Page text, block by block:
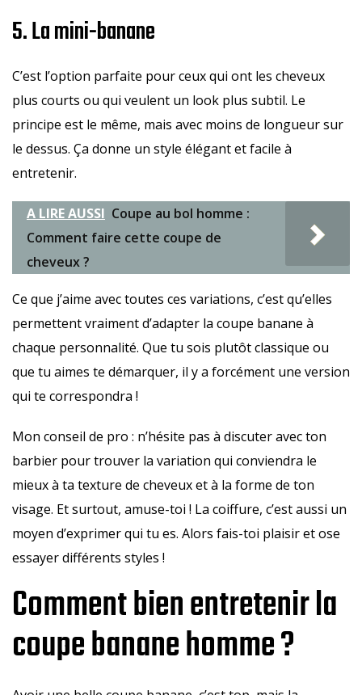
5. La mini-banane
C’est l’option parfaite pour ceux qui ont les cheveux
plus courts ou qui veulent un look plus subtil. Le
principe est le même, mais avec moins de longueur sur
le dessus. Ça donne un style élégant et facile à
entretenir.
A LIRE AUSSI Coupe au bol homme :
Comment faire cette coupe de
cheveux ?
Ce que j’aime avec toutes ces variations, c’est qu’elles
permettent vraiment d’adapter la coupe banane à
chaque personnalité. Que tu sois plutôt classique ou
que tu aimes te démarquer, il y a forcément une version
qui te correspondra !
Mon conseil de pro : n’hésite pas à discuter avec ton
barbier pour trouver la variation qui conviendra le
mieux à ta texture de cheveux et à la forme de ton
visage. Et surtout, amuse-toi ! La coiffure, c’est aussi un
moyen d’exprimer qui tu es. Alors fais-toi plaisir et ose
essayer différents styles !
Comment bien entretenir la
coupe banane homme ?